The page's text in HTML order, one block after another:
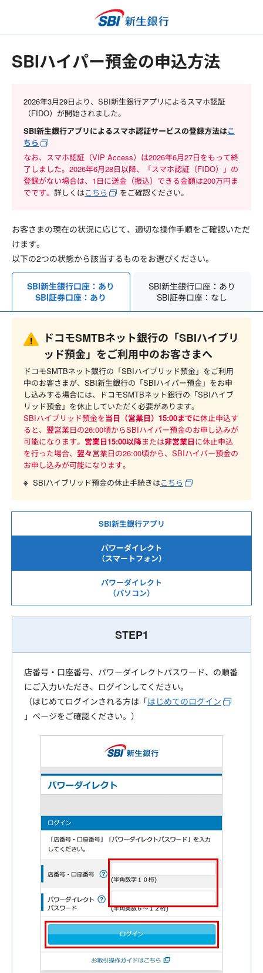
SBIハイパー預金の申込方法
2026年3月29日より、SBI新生銀行アプリによるスマホ認証
（FIDO）が開始されました。
SBI新生銀行アプリによるスマホ認証サービスの登録方法はこ
ちら
なお、スマホ認証（VIP Access）は2026年6月27日をもって終
了しました。2026年6月28日以降、「スマホ認証（FIDO）」の
登録がない場合は、1日に送金（振込）できる金額は200万円ま
でです。 詳しくはこちら をご確認ください。
お客さまの現在の状況に応じて、適切な操作手順をご確認いただ
けます。
以下の2つの状態から該当するものをお選びください。
SBI新生銀行口座：あり
SBI証券口座：あり
SBI新生銀行口座：あり
SBI証券口座：なし
ドコモSMTBネット銀行の「SBIハイブリ
ッド預金」をご利用中のお客さまへ
ドコモSMTBネット銀行の「SBIハイブリッド預金」をご利用
中のお客さまが、SBI新生銀行の「SBIハイパー預金」をお申
し込みする場合には、ドコモSMTBネット銀行の「SBIハイブ
リッド預金」を休止していただく必要があります。
SBIハイブリッド預金を当日（営業日）15:00までに休止申込す
ると、 翌営業日の26:00頃からSBIハイパー預金のお申し込みが
可能になります。 営業日15:00以降または非営業日に休止申込
を行った場合、 翌々営業日の26:00頃から、SBIハイパー預金の
お申し込みが可能になります。
SBIハイブリッド預金の休止手続きはこちら
SBI新生銀行アプリ
パワーダイレクト
（スマートフォン）
パワーダイレクト
（パソコン）
STEP1
店番号・口座番号、パワーダイレクトパスワード、の順番
にご入力いただき、ログインしてください。
（はじめてログインされる方は「はじめてのログイン
」ページをご確認ください。）